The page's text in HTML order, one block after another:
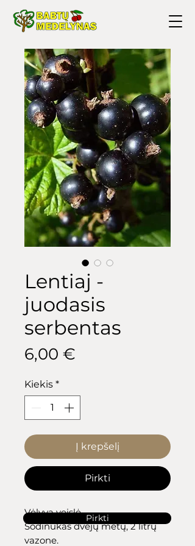
Lentiaj -
juodasis
serbentas
6,00 €
Kiekis *
Į krepšelį
Pirkti
Vėlyva veislė.
Sodinukas dvejų metų, 2 litrų
vazone.
Pirkti